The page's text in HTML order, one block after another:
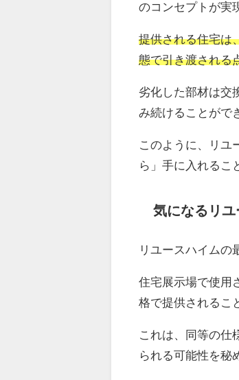
のコンセプトが実
提供される住宅は
態で引き渡される
劣化した部材は交
み続けることがで
このように、リユ
ら」手に入れるこ
気になるリユ
リユースハイムの
住宅展示場で使用
格で提供されるこ
これは、同等の仕
られる可能性を秘